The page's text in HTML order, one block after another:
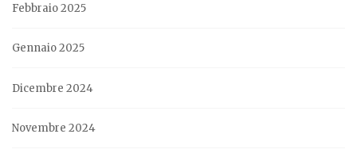
Febbraio 2025
Gennaio 2025
Dicembre 2024
Novembre 2024